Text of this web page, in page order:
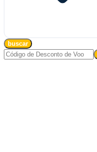
buscar